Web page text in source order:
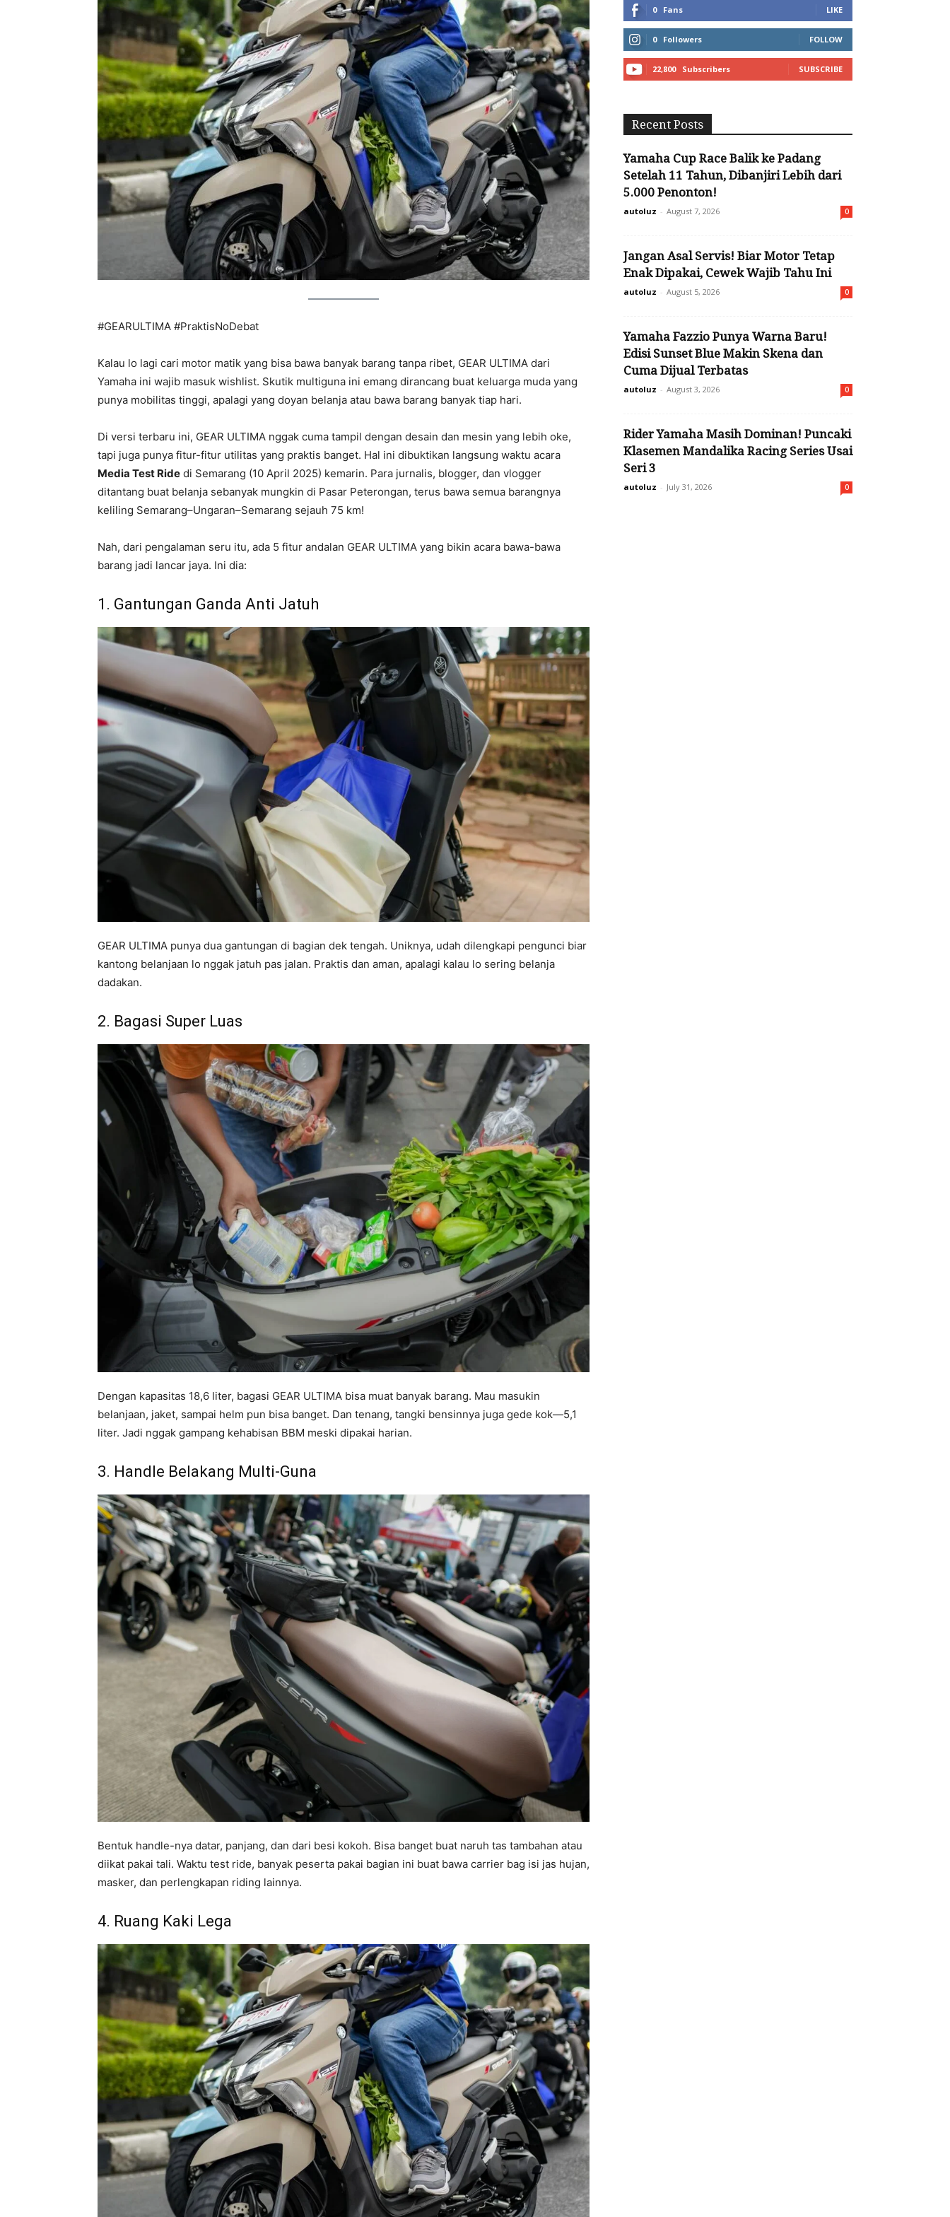
#GEARULTIMA #PraktisNoDebat
Kalau lo lagi cari motor matik yang bisa bawa banyak barang tanpa ribet, GEAR ULTIMA dari
Yamaha ini wajib masuk wishlist. Skutik multiguna ini emang dirancang buat keluarga muda yang
punya mobilitas tinggi, apalagi yang doyan belanja atau bawa barang banyak tiap hari.
Di versi terbaru ini, GEAR ULTIMA nggak cuma tampil dengan desain dan mesin yang lebih oke,
tapi juga punya fitur-fitur utilitas yang praktis banget. Hal ini dibuktikan langsung waktu acara
Media Test Ride di Semarang (10 April 2025) kemarin. Para jurnalis, blogger, dan vlogger
ditantang buat belanja sebanyak mungkin di Pasar Peterongan, terus bawa semua barangnya
keliling Semarang–Ungaran–Semarang sejauh 75 km!
Nah, dari pengalaman seru itu, ada 5 fitur andalan GEAR ULTIMA yang bikin acara bawa-bawa
barang jadi lancar jaya. Ini dia:
1. Gantungan Ganda Anti Jatuh
GEAR ULTIMA punya dua gantungan di bagian dek tengah. Uniknya, udah dilengkapi pengunci biar
kantong belanjaan lo nggak jatuh pas jalan. Praktis dan aman, apalagi kalau lo sering belanja
dadakan.
2. Bagasi Super Luas
Dengan kapasitas 18,6 liter, bagasi GEAR ULTIMA bisa muat banyak barang. Mau masukin
belanjaan, jaket, sampai helm pun bisa banget. Dan tenang, tangki bensinnya juga gede kok—5,1
liter. Jadi nggak gampang kehabisan BBM meski dipakai harian.
3. Handle Belakang Multi-Guna
Bentuk handle-nya datar, panjang, dan dari besi kokoh. Bisa banget buat naruh tas tambahan atau
diikat pakai tali. Waktu test ride, banyak peserta pakai bagian ini buat bawa carrier bag isi jas hujan,
masker, dan perlengkapan riding lainnya.
4. Ruang Kaki Lega
0 Fans LIKE
0 Followers FOLLOW
22,800 Subscribers SUBSCRIBE
Recent Posts
Yamaha Cup Race Balik ke Padang
Setelah 11 Tahun, Dibanjiri Lebih dari
5.000 Penonton!
autoluz - August 7, 2026 0
Jangan Asal Servis! Biar Motor Tetap
Enak Dipakai, Cewek Wajib Tahu Ini
autoluz - August 5, 2026 0
Yamaha Fazzio Punya Warna Baru!
Edisi Sunset Blue Makin Skena dan
Cuma Dijual Terbatas
autoluz - August 3, 2026 0
Rider Yamaha Masih Dominan! Puncaki
Klasemen Mandalika Racing Series Usai
Seri 3
autoluz - July 31, 2026 0